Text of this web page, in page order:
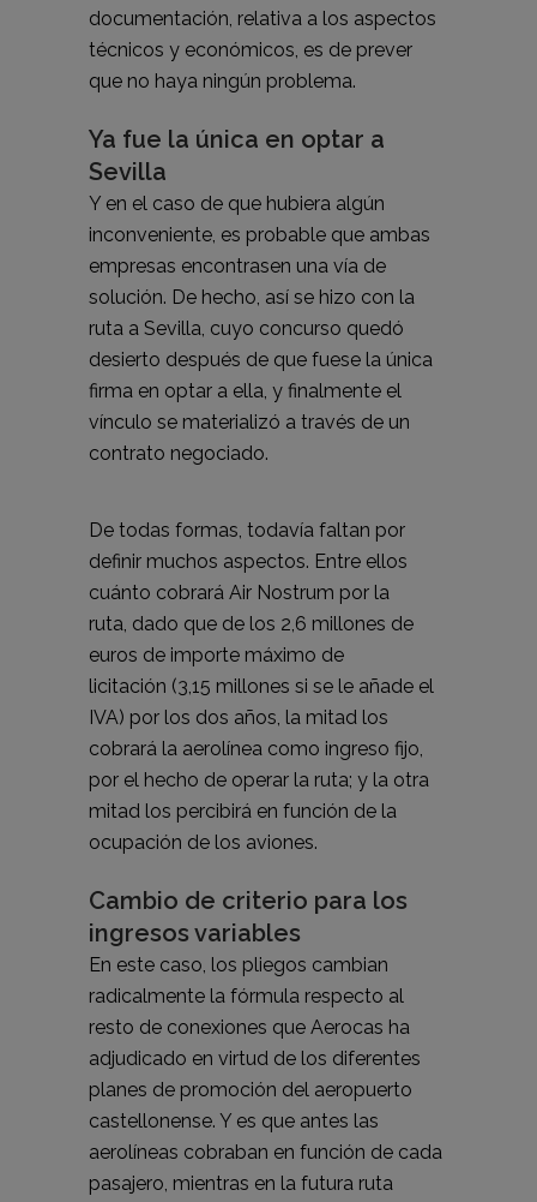
documentación, relativa a los aspectos
técnicos y económicos, es de prever
que no haya ningún problema.
Ya fue la única en optar a
Sevilla
Y en el caso de que hubiera algún
inconveniente, es probable que ambas
empresas encontrasen una vía de
solución. De hecho, así se hizo con la
ruta a Sevilla, cuyo concurso quedó
desierto después de que fuese la única
firma en optar a ella, y finalmente el
vínculo se materializó a través de un
contrato negociado.
De todas formas, todavía faltan por
definir muchos aspectos. Entre ellos
cuánto cobrará Air Nostrum por la
ruta, dado que de los 2,6 millones de
euros de importe máximo de
licitación (3,15 millones si se le añade el
IVA) por los dos años, la mitad los
cobrará la aerolínea como ingreso fijo,
por el hecho de operar la ruta; y la otra
mitad los percibirá en función de la
ocupación de los aviones.
Cambio de criterio para los
ingresos variables
En este caso, los pliegos cambian
radicalmente la fórmula respecto al
resto de conexiones que Aerocas ha
adjudicado en virtud de los diferentes
planes de promoción del aeropuerto
castellonense. Y es que antes las
aerolíneas cobraban en función de cada
pasajero, mientras en la futura ruta